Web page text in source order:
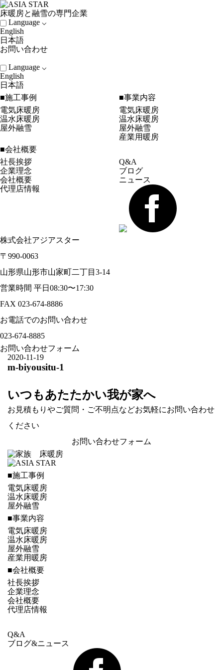
床暖房と融雪の専門企業
Language ⌵
English
日本語
お問い合わせ
Language ⌵
English
日本語
■施工事例
電気床暖房
温水床暖房
屋外融雪
■事業内容
電気床暖房
温水床暖房
屋外融雪
産業用暖房
■会社概要
社長挨拶
企業理念
会社概要
代理店情報
Q&A
ブログ
ニュース
株式会社アジアスター
〒990-0063
山形県山形市山家町二丁目3-14
営業時間 平日08:30〜17:30
FAX 023-674-8886
お電話でのお問い合わせ
023-674-8885
お問い合わせフォーム
2020-11-19
m-biyousitu-1
いつもあたたかい我が家へ
お見積もりやご質問・ご不明点などお気軽にお問い合わせ
ください
お問い合わせフォーム
■施工事例
電気床暖房
温水床暖房
屋外融雪
■事業内容
電気床暖房
温水床暖房
屋外融雪
産業用暖房
■会社概要
社長挨拶
企業理念
会社概要
代理店情報
Q&A
ブログ&ニュース